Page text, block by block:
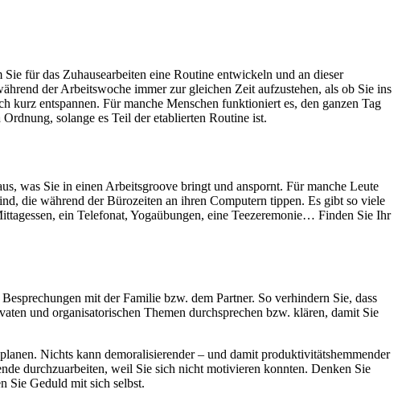
für das Zuhausearbeiten eine Routine entwickeln und an dieser
der Arbeitswoche immer zur gleichen Zeit aufzustehen, als ob Sie ins
kurz entspannen. Für manche Menschen funktioniert es, den ganzen Tag
solange es Teil der etablierten Routine ist.
was Sie in einen Arbeitsgroove bringt und anspornt. Für manche Leute
die während der Bürozeiten an ihren Computern tippen. Es gibt so viele
ein Telefonat, Yogaübungen, eine Teezeremonie… Finden Sie Ihr
mit der Familie bzw. dem Partner. So verhindern Sie, dass
und organisatorischen Themen durchsprechen bzw. klären, damit Sie
Nichts kann demoralisierender – und damit produktivitätshemmender
durchzuarbeiten, weil Sie sich nicht motivieren konnten. Denken Sie
Sie Geduld mit sich selbst.